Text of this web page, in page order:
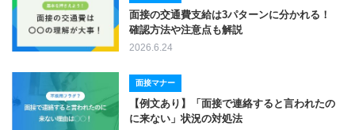
面接の交通費支給は3パターンに分かれる！
確認方法や注意点も解説
2026.6.24
面接マナー
【例文あり】「面接で連絡すると言われたの
に来ない」状況の対処法